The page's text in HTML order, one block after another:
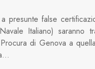
presunte false
Italiano) saranno
di Genova a